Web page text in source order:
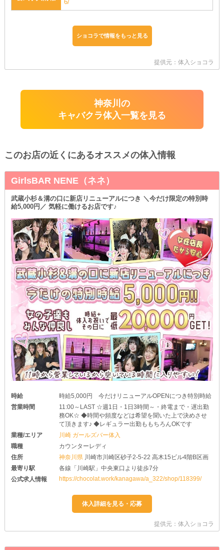
6/
ショコラで情報をもっと見る
提供元：体入ショコラ
神奈川の
キャバクラ体入一覧を見る
このお店の近くにあるオススメの体入情報
GirlsBAR NENE（ネネ）
武蔵小杉＆溝の口に新店リニューアルにつき ＼今だけ限定の特別時
給5,000円／ 気軽に働けるお店です♪
時給
時給5,000円 今だけリニューアルOPENにつき特別時給
営業時間
11:00～LAST ☆週1日・1日3時間～・終電まで・遅出勤
務OK☆ ◆時間や頻度などは希望を聞いた上で決めさせ
て頂きます♪ ◆レギュラー出勤ももちろんOKです
業種/エリア
川崎 ガールズバー体入
職種
カウンターレディ
住所
神奈川県 川崎市川崎区砂子2-5-22 高木15ビル4階B区画
最寄り駅
各線「川崎駅」中央東口より徒歩7分
公式求人情報
https://chocolat.work/kanagawa/a_322/shop/118399/
提供元：体入ショコラ